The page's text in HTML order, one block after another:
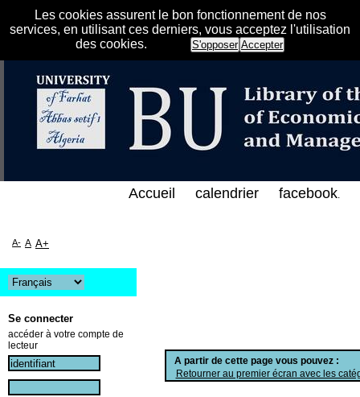
Les cookies assurent le bon fonctionnement de nos
services, en utilisant ces derniers, vous acceptez l'utilisation
des cookies.
S'opposer Accepter
الإلكتروني على الخط المباشر لمكتبة كلية
A partir de cette page vous pouvez :
Retourner au premier écran avec les
Accueil calendrier facebook.
A- A A+
Se connecter
accéder à votre compte de
lecteur